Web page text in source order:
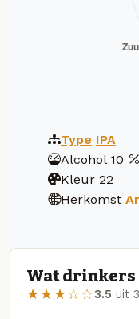
Type IPA
Alcohol 10
Kleur 22
Herkomst
Wat drinkers
★★★☆☆3.5 uit